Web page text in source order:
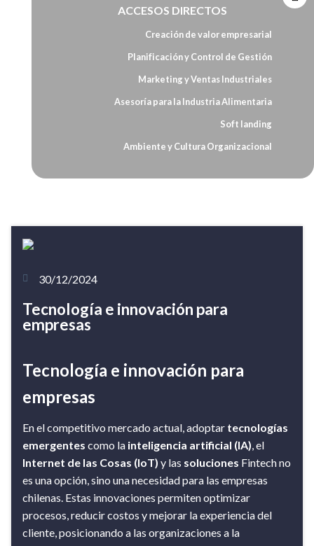
30/12/2024
Tecnología e innovación para
empresas
Tecnología e innovación para
empresas
En el competitivo mercado actual, adoptar tecnologías
emergentes como la inteligencia artificial (IA), el
Internet de las Cosas (IoT) y las soluciones Fintechno
es una opción, sino una necesidad para las empresas
chilenas. Estas innovaciones permiten optimizar
procesos, reducir costos y mejorar la experiencia del
cliente, posicionando a las organizaciones a la
ACCESOS DIRECTOS
Creación de valor empresarial
Planificación y Control de Gestión
Marketing y Ventas Industriales
Asesoría para la Industria Alimentaria
Soft landing
Ambiente y Cultura Organizacional